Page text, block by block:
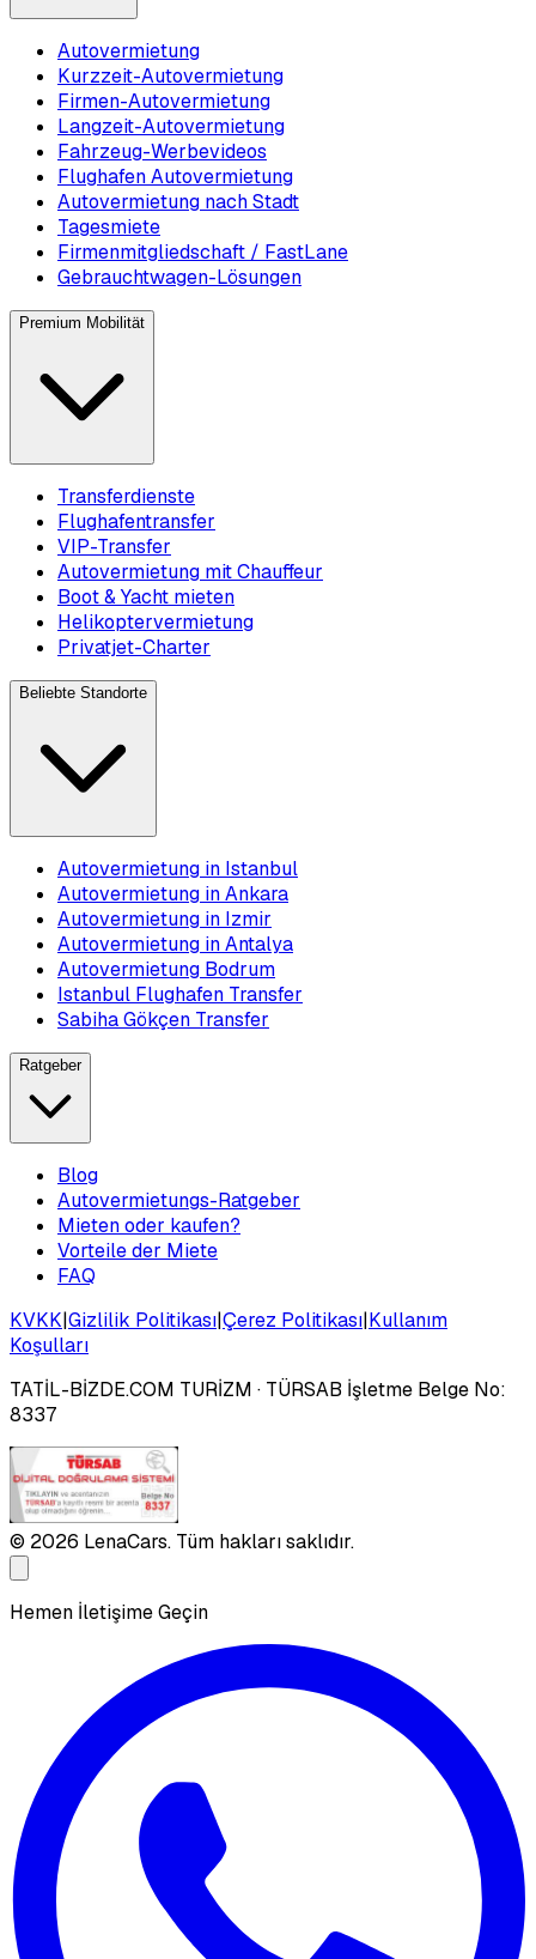
Autovermietung
Kurzzeit-Autovermietung
Firmen-Autovermietung
Langzeit-Autovermietung
Fahrzeug-Werbevideos
Flughafen Autovermietung
Autovermietung nach Stadt
Tagesmiete
Firmenmitgliedschaft / FastLane
Gebrauchtwagen-Lösungen
Premium Mobilität
Transferdienste
Flughafentransfer
VIP-Transfer
Autovermietung mit Chauffeur
Boot & Yacht mieten
Helikoptervermietung
Privatjet-Charter
Beliebte Standorte
Autovermietung in Istanbul
Autovermietung in Ankara
Autovermietung in Izmir
Autovermietung in Antalya
Autovermietung Bodrum
Istanbul Flughafen Transfer
Sabiha Gökçen Transfer
Ratgeber
Blog
Autovermietungs-Ratgeber
Mieten oder kaufen?
Vorteile der Miete
FAQ
KVKK|Gizlilik Politikası|Çerez Politikası|Kullanım
Koşulları
TATİL-BİZDE.COM TURİZM · TÜRSAB İşletme Belge No:
8337
© 2026 LenaCars. Tüm hakları saklıdır.
Hemen İletişime Geçin